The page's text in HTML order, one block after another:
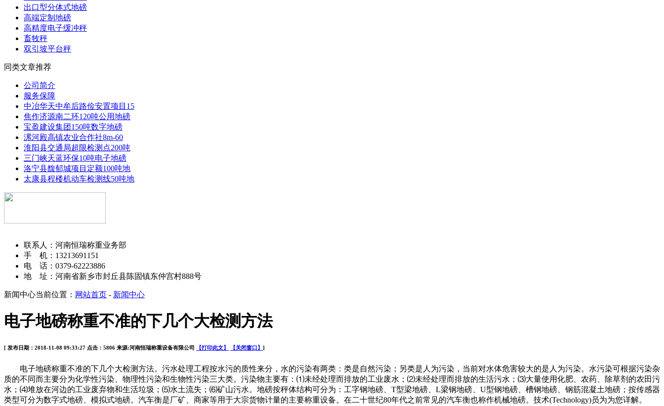
出口型分体式地磅
高端定制地磅
高精度电子缓冲秤
畜牧秤
双引坡平台秤
同类文章推荐
公司简介
服务保障
中冶华天中牟后路俭安置项目15
焦作济源南二环120吨公用地磅
宝盈建设集团150吨数字地磅
漯河殿高镇农业合作社8m-60
淮阳县交通局超限检测点200吨
三门峡天蓝环保10吨电子地磅
洛宁县馥郁城项目定额100吨地
太康县程楼机动车检测线50吨地
联系人：河南恒瑞称重业务部
手 机：13213691151
电 话：0379-62223886
地 址：河南省新乡市封丘县陈固镇东仲宫村888号
新闻中心当前位置： 网站首页 - 新闻中心
电子地磅称重不准的下几个大检测方法
[ 发布日期：2018-11-08 09:33:27 点击：5806 来源:河南恒瑞称重设备有限公司 【打印此文】 【关闭窗口】 ]
电子地磅称重不准的下几个大检测方法。污水处理工程按水污的质性来分，水的污染有两类：类是自然污染；另类是人为污染，当前对水体危害较大的是人为污染。水污染可根据污染杂
质的不同而主要分为化学性污染、物理性污染和生物性污染三大类。污染物主要有：⑴未经处理而排放的工业废水；⑵未经处理而排放的生活污水；⑶大量使用化肥、农药、除草剂的农田污
水；⑷堆放在河边的工业废弃物和生活垃圾；⑸水土流失；⑹矿山污水。地磅按秤体结构可分为：工字钢地磅、T型梁地磅、L梁钢地磅、U型钢地磅、槽钢地磅、钢筋混凝土地磅；按传感器
类型可分为数字式地磅、模拟式地磅。汽车衡是厂矿、商家等用于大宗货物计量的主要称重设备。在二十世纪80年代之前常见的汽车衡也称作机械地磅。技术(Technology)员为为您详解。